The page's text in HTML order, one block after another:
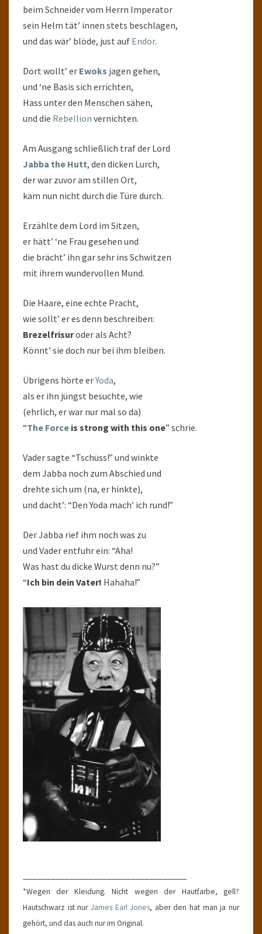
beim Schneider vom Herrn Imperator
sein Helm tät’ innen stets beschlagen,
und das wär’ blöde, just auf Endor.
Dort wollt’ er Ewoks jagen gehen,
und ‘ne Basis sich errichten,
Hass unter den Menschen sähen,
und die Rebellion vernichten.
Am Ausgang schließlich traf der Lord
Jabba the Hutt, den dicken Lurch,
der war zuvor am stillen Ort,
kam nun nicht durch die Türe durch.
Erzählte dem Lord im Sitzen,
er hätt’ ‘ne Frau gesehen und
die brächt’ ihn gar sehr ins Schwitzen
mit ihrem wundervollen Mund.
Die Haare, eine echte Pracht,
wie sollt’ er es denn beschreiben:
Brezelfrisuroder als Acht?
Könnt’ sie doch nur bei ihm bleiben.
Übrigens hörte erYoda,
als er ihn jüngst besuchte, wie
(ehrlich, er war nur mal so da)
“The Force is strong with this one” schrie.
Vader sagte “Tschüss!” und winkte
dem Jabba noch zum Abschied und
drehte sich um (na, er hinkte),
und dacht’: “Den Yoda mach’ ich rund!”
Der Jabba rief ihm noch was zu
und Vader entfuhr ein: “Aha!
Was hast du dicke Wurst denn nu?”
“Ich bin dein Vater! Hahaha!”
*Wegen der Kleidung. Nicht wegen der Hautfarbe, gell?
Hautschwarz ist nur James Earl Jones, aber den hat man ja nur
gehört, und das auch nur im Original.